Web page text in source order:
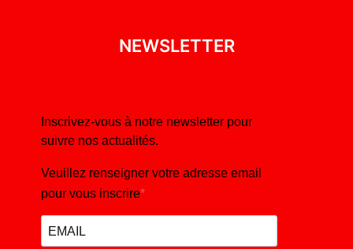
NEWSLETTER
Inscrivez-vous à notre newsletter pour
suivre nos actualités.
Veuillez renseigner votre adresse email
pour vous inscrire